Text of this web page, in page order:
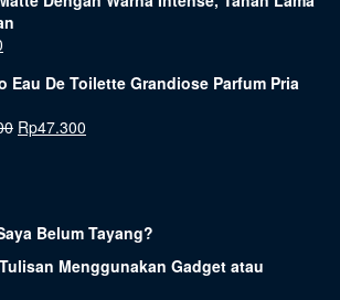
Eau De Toilette Grandiose Parfum Pria
Rp47.300
Belum Tayang?
Menggunakan Gadget atau